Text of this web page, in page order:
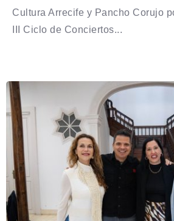
Cultura Arrecife y Pancho Corujo
III Ciclo de Conciertos...